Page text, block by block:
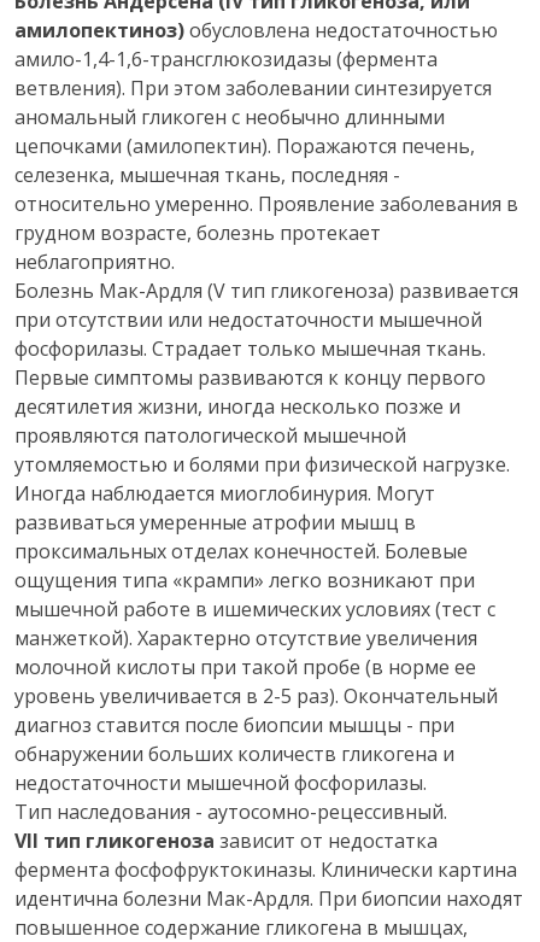
амилопектиноз)обусловлена недостаточностью
амило-1,4-1,6-трансглюкозидазы (фермента
ветвления). При этом заболевании синтезируется
аномальный гликоген с необычно длинными
цепочками (амилопектин). Поражаются печень,
селезенка, мышечная ткань, последняя -
относительно умеренно. Проявление заболевания в
грудном возрасте, болезнь протекает
неблагоприятно.
Болезнь Мак-Ардля (V тип гликогеноза) развивается
при отсутствии или недостаточности мышечной
фосфорилазы. Страдает только мышечная ткань.
Первые симптомы развиваются к концу первого
десятилетия жизни, иногда несколько позже и
проявляются патологической мышечной
утомляемостью и болями при физической нагрузке.
Иногда наблюдается миоглобинурия. Могут
развиваться умеренные атрофии мышц в
проксимальных отделах конечностей. Болевые
ощущения типа «крампи» легко возникают при
мышечной работе в ишемических условиях (тест с
манжеткой). Характерно отсутствие увеличения
молочной кислоты при такой пробе (в норме ее
уровень увеличивается в 2-5 раз). Окончательный
диагноз ставится после биопсии мышцы - при
обнаружении больших количеств гликогена и
недостаточности мышечной фосфорилазы.
Тип наследования - аутосомно-рецессивный.
VII тип гликогеноза зависит от недостатка
фермента фосфофруктокиназы. Клинически картина
идентична болезни Мак-Ардля. При биопсии находят
повышенное содержание гликогена в мышцах,